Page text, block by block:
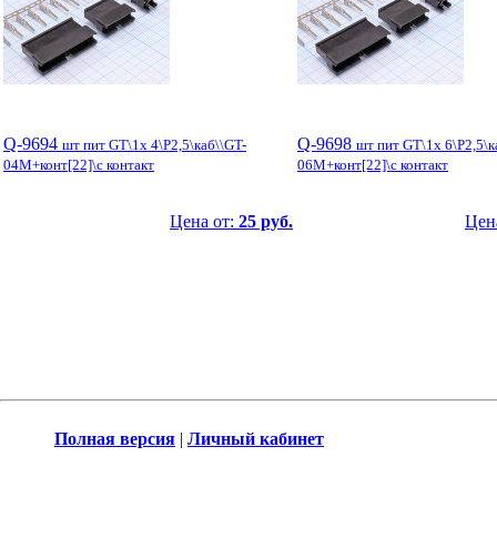
Q-9694 шт пит GT\1x 4\P2,5\каб\\GT-
04M+конт[22]\с контакт
Цена от: 25 руб.
Q-9698 шт пит GT\1x
06M+конт[22]\с контакт
Полная версия | Личный кабинет